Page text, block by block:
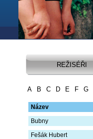
1/6
REŽISÉŘI
A B C D E F G
Název
Bubny
Fešák Hubert